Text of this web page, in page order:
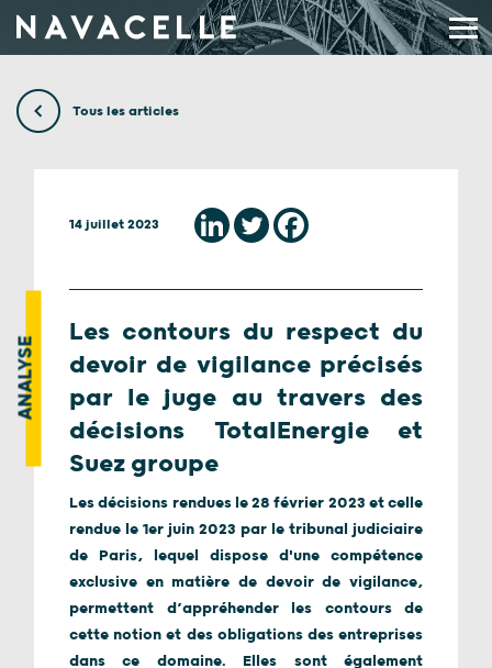
Tous les articles
ANALYSE
14 juillet 2023
Les contours du respect du
devoir de vigilance précisés
par le juge au travers des
décisions TotalEnergie et
Suez groupe
Les décisions rendues le 28 février 2023 et celle
rendue le 1er juin 2023 par le tribunal judiciaire
de Paris, lequel dispose d'une compétence
exclusive en matière de devoir de vigilance,
permettent d’appréhender les contours de
cette notion et des obligations des entreprises
dans ce domaine. Elles sont également